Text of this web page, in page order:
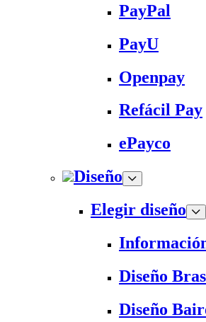
PayPal
PayU
Openpay
Refácil Pay
ePayco
Diseño
Elegir diseño
Diseño
Diseño